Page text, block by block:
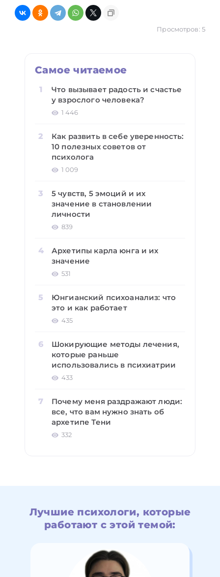
Просмотров: 5
Самое читаемое
Что вызывает радость и счастье
у взрослого человека?
1 446
Как развить в себе уверенность:
10 полезных советов от
психолога
1 009
5 чувств, 5 эмоций и их
значение в становлении
личности
839
Архетипы карла юнга и их
значение
531
Юнгианский психоанализ: что
это и как работает
435
Шокирующие методы лечения,
которые раньше
использовались в психиатрии
433
Почему меня раздражают люди:
все, что вам нужно знать об
архетипе Тени
332
Лучшие психологи, которые
работают с этой темой: